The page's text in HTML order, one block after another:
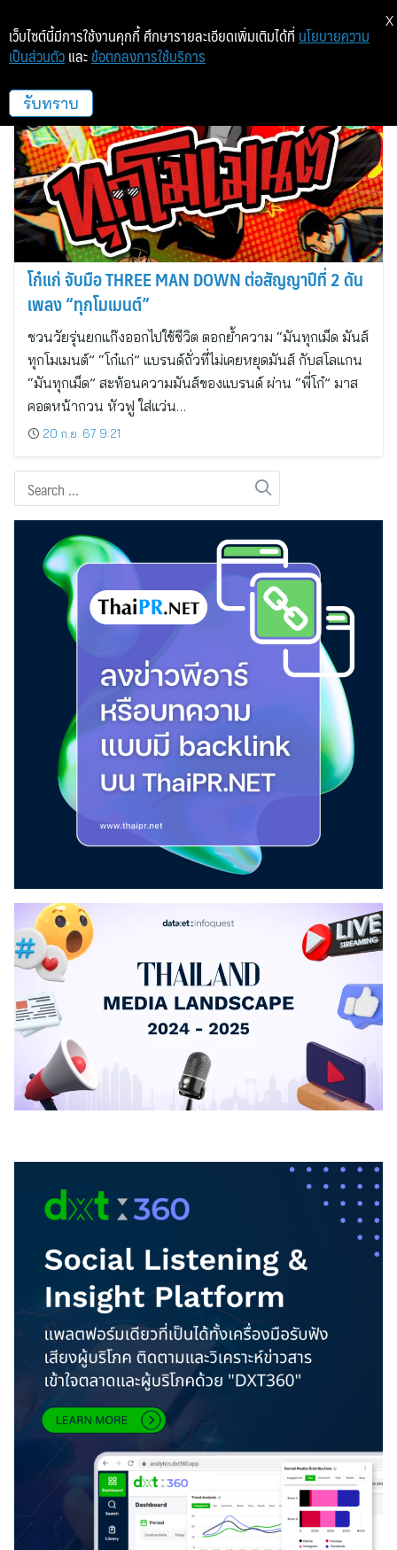
GDH
โก๋แก่ จับมือ THREE MAN DOWN ต่อสัญญาปีที่ 2 ดัน
เพลง “ทุกโมเมนต์”
ชวนวัยรุ่นยกแก๊งออกไปใช้ชีวิต ตอกย้ำความ “มันทุกเม็ด มันส์
ทุกโมเมนต์” “โก๋แก่” แบรนด์ถั่วที่ไม่เคยหยุดมันส์ กับสโลแกน
“มันทุกเม็ด” สะท้อนความมันส์ของแบรนด์ ผ่าน “พี่โก๋” มาส
คอตหน้ากวน หัวฟู ใส่แว่น…
20 ก.ย. 67 9:21
เว็บไซต์นี้มีการใช้งานคุกกี้ ศึกษารายละเอียดเพิ่มเติมได้ที่ นโยบายความ
เป็นส่วนตัว และ ข้อตกลงการใช้บริการ
รับทราบ
X